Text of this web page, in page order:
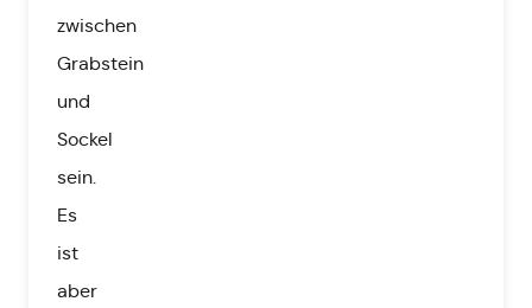
zwischen
Grabstein
und
Sockel
sein.
Es
ist
aber